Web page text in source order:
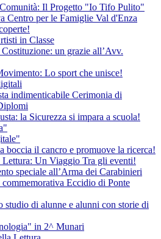
Il Progetto "Io Tifo Pulito"
Centro per le Famiglie Val d'Enza
in Classe
un grazie all’Avv.
Lo sport che unisce!
indimenticabile Cerimonia di
la Sicurezza si impara a scuola!
boccia il cancro e promuove la ricerca!
Lettura: Un Viaggio Tra gli eventi!
speciale all’Arma dei Carabinieri
Eccidio di Ponte
studio di alunne e alunni con storie di
in 2^ Munari